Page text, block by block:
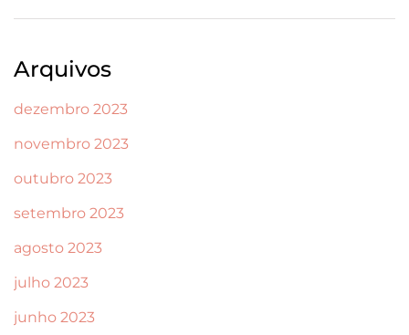
Arquivos
dezembro 2023
novembro 2023
outubro 2023
setembro 2023
agosto 2023
julho 2023
junho 2023